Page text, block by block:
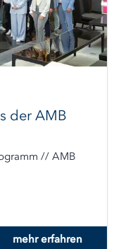
der AMB
// AMB
mehr erfahren